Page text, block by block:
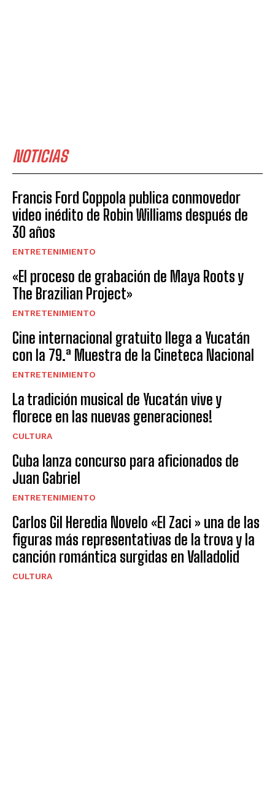
NOTICIAS
Francis Ford Coppola publica conmovedor
video inédito de Robin Williams después de
30 años
ENTRETENIMIENTO
«El proceso de grabación de Maya Roots y
The Brazilian Project»
ENTRETENIMIENTO
Cine internacional gratuito llega a Yucatán
con la 79.ª Muestra de la Cineteca Nacional
ENTRETENIMIENTO
La tradición musical de Yucatán vive y
florece en las nuevas generaciones!
CULTURA
Cuba lanza concurso para aficionados de
Juan Gabriel
ENTRETENIMIENTO
Carlos Gil Heredia Novelo «El Zaci » una de las
figuras más representativas de la trova y la
canción romántica surgidas en Valladolid
CULTURA